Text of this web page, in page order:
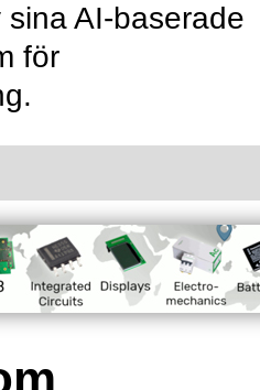
AI-baserade
för